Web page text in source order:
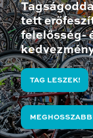
tett
felelősség-
TAG LESZEK!